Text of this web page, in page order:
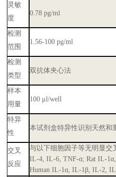
灵敏
度
0.78 pg/ml
检测
范围
1.56-100 pg/ml
检测
类型
双抗体夹心法
样本
用量
100 μl/well
特异
性
本试剂盒特异性识别天然和
交叉
反应
与以下细胞因子等无明显交
IL-4, IL-6, TNF-ɑ; Rat IL-
Human IL-1ɑ, IL-1β, IL-2,